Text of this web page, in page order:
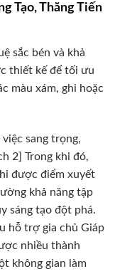
Tạo, Thăng Tiến
sắc bén và khả
thiết kế để tối ưu
màu xám, ghi hoặc
sang trọng,
2] Trong khi đó,
được điểm xuyết
khả năng tập
sáng tạo đột phá.
hỗ trợ gia chủ Giáp
nhiều thành
không gian làm